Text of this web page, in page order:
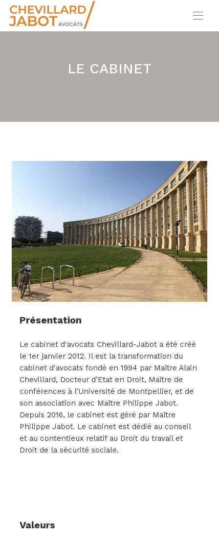
LE CABINET
Présentation
Le cabinet d'avocats Chevillard-Jabot a été créé
le 1er janvier 2012. Il est la transformation du
cabinet d'avocats fondé en 1994 par Maître Alain
Chevillard, Docteur d’Etat en Droit, Maître de
conférences à l’Université de Montpellier, et de
son association avec Maître Philippe Jabot.
Depuis 2016, le cabinet est géré par Maître
Philippe Jabot. Le cabinet est dédié au conseil
et au contentieux relatif au Droit du travail et
Droit de la sécurité sociale.
Valeurs